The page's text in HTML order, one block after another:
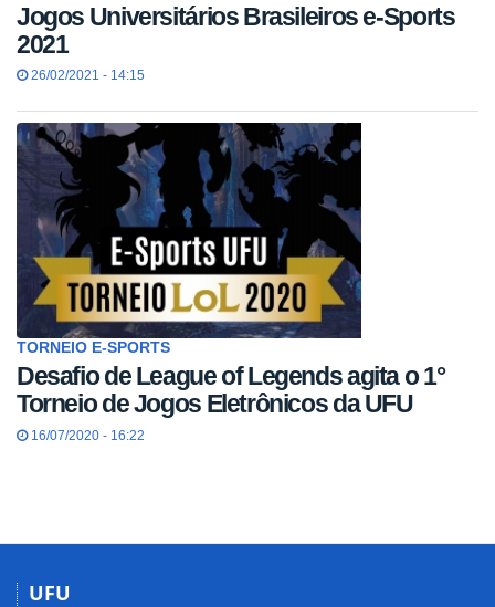
Jogos Universitários Brasileiros e-Sports
2021
26/02/2021 - 14:15
TORNEIO E-SPORTS
Desafio de League of Legends agita o 1°
Torneio de Jogos Eletrônicos da UFU
16/07/2020 - 16:22
UFU